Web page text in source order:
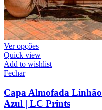
Ver opções
Quick view
Add to wishlist
Fechar
Capa Almofada Linhão
Azul | LC Prints